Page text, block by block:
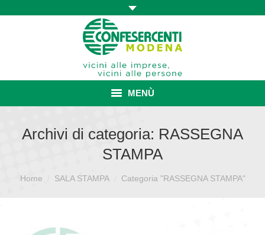
MENÙ
ASSOCIAZIONE
ISCRIZIONE E VANTAGGI
CATEGORIE SINDACALI
Archivi di categoria: RASSEGNA
STAMPA
Sei qui:
Home SALA STAMPA Categoria "RASSEGNA STAMPA"